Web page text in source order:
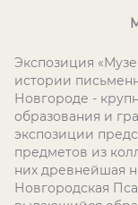
Экспозиция
истории
Новгороде -
образования и
экспозиции
предметов из
них древнейшая
Новгородская